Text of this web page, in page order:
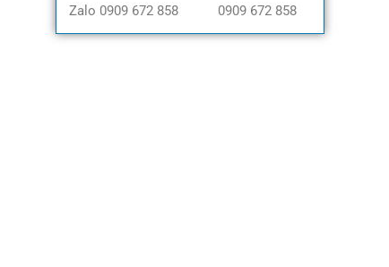
Zalo 0909 672 858 0909 672 858